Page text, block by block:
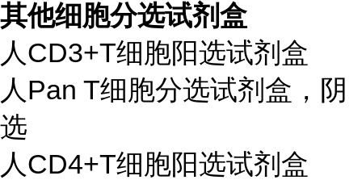
其他细胞分选试剂盒
人CD3+T细胞阳选试剂盒
人Pan T细胞分选试剂盒，阴
选
人CD4+T细胞阳选试剂盒